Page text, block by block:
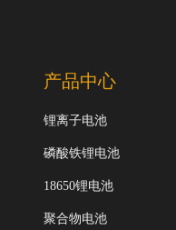
产品中心
锂离子电池
磷酸铁锂电池
18650锂电池
聚合物电池